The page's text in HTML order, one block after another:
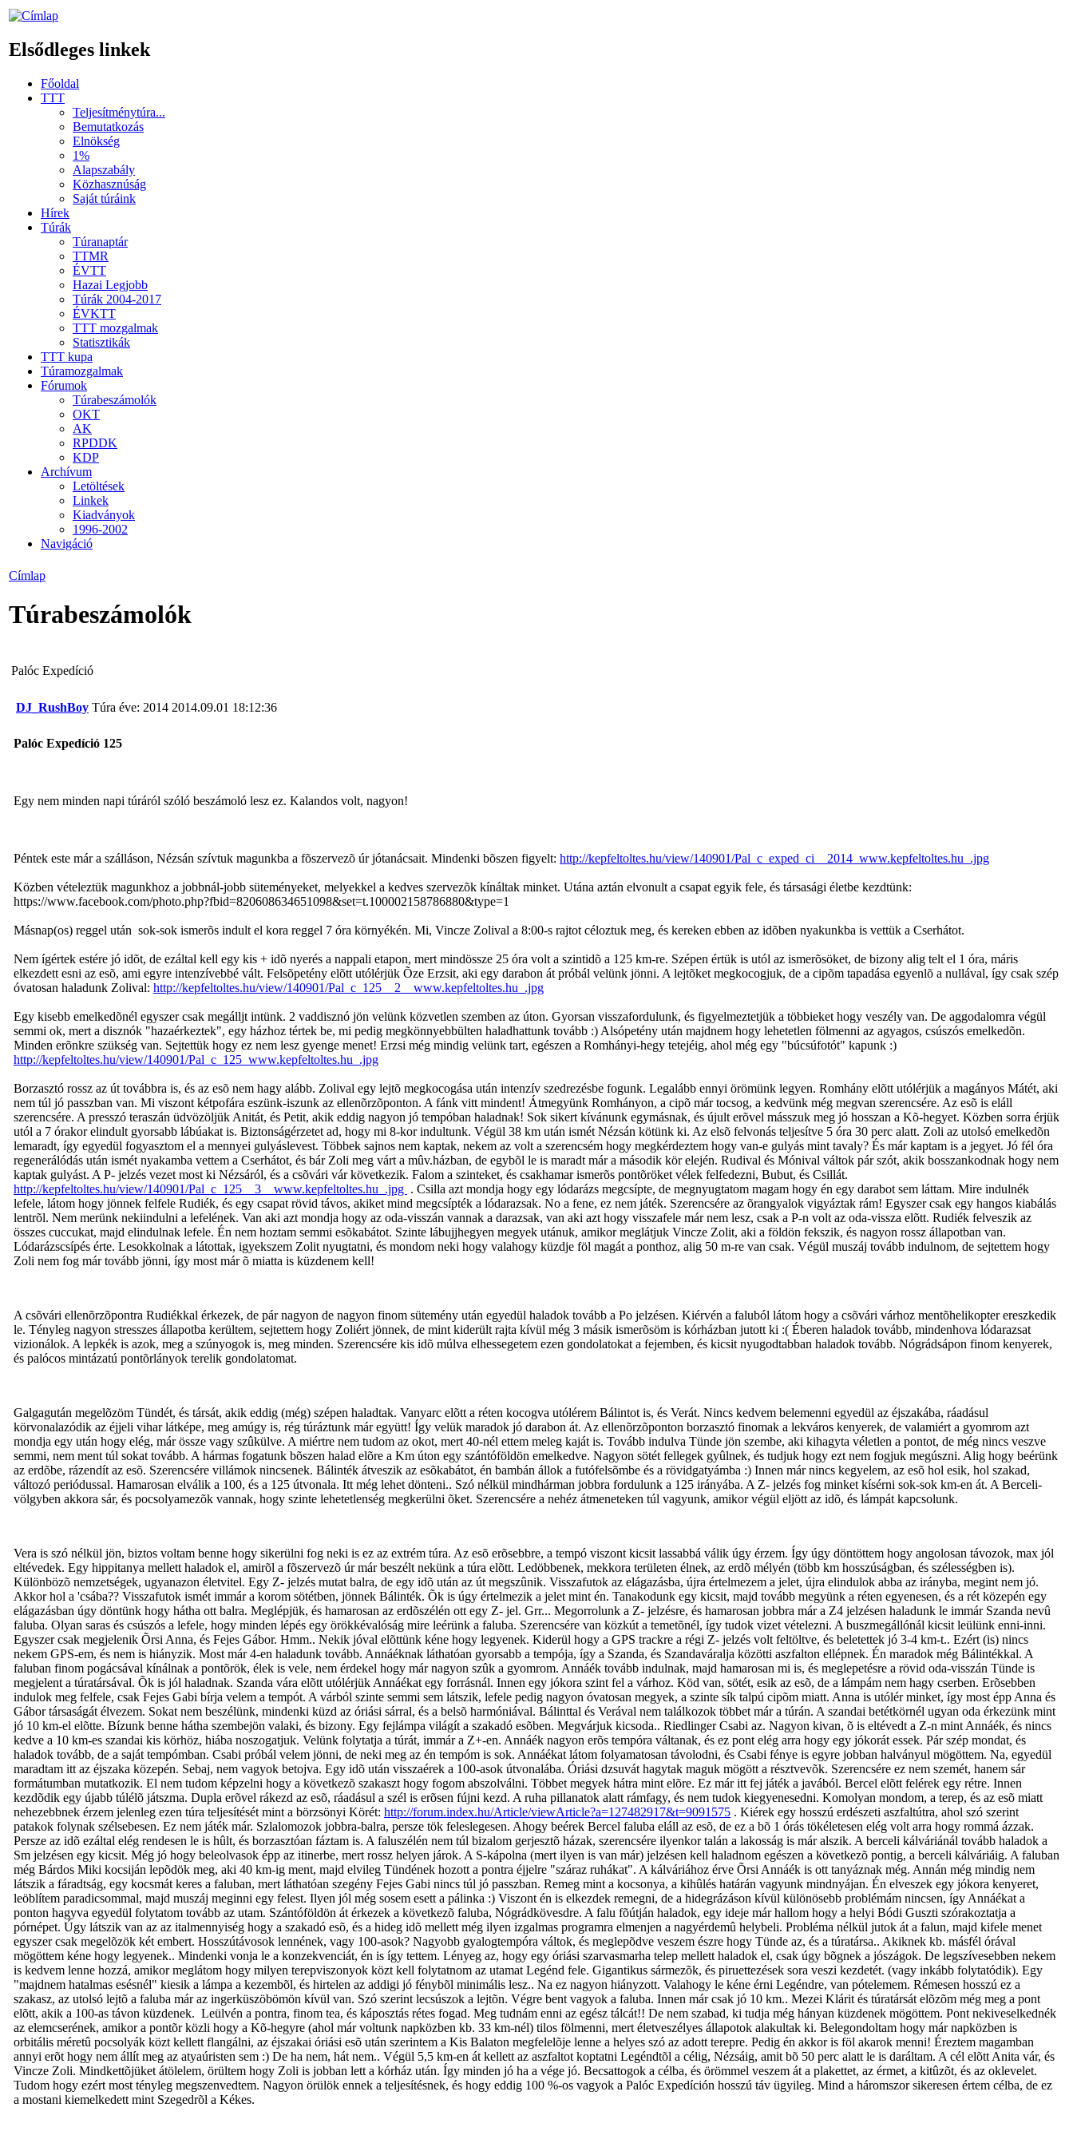
Elsődleges linkek
Főoldal
TTT
Teljesítménytúra...
Bemutatkozás
Elnökség
1%
Alapszabály
Közhasznúság
Saját túráink
Hírek
Túrák
Túranaptár
TTMR
ÉVTT
Hazai Legjobb
Túrák 2004-2017
ÉVKTT
TTT mozgalmak
Statisztikák
TTT kupa
Túramozgalmak
Fórumok
Túrabeszámolók
OKT
AK
RPDDK
KDP
Archívum
Letöltések
Linkek
Kiadványok
1996-2002
Navigáció
Címlap
Túrabeszámolók
Palóc Expedíció
DJ_RushBoy Túra éve: 2014 2014.09.01 18:12:36
Palóc Expedíció 125
Egy nem minden napi túráról szóló beszámoló lesz ez. Kalandos volt, nagyon!
Péntek este már a szálláson, Nézsán szívtuk magunkba a fõszervezõ úr jótanácsait. Mindenki bõszen figyelt: http://kepfeltoltes.hu/view/140901/Pal_c_exped_ci__2014_www.kepfeltoltes.hu_.jpg
Közben vételeztük magunkhoz a jobbnál-jobb süteményeket, melyekkel a kedves szervezõk kínáltak minket. Utána aztán elvonult a csapat egyik fele, és társasági életbe kezdtünk:
https://www.facebook.com/photo.php?fbid=820608634651098&set=t.100002158786880&type=1
Másnap(os) reggel után sok-sok ismerõs indult el kora reggel 7 óra környékén. Mi, Vincze Zolival a 8:00-s rajtot céloztuk meg, és kereken ebben az idõben nyakunkba is vettük a Cserhátot.
Nem ígértek estére jó idõt, de ezáltal kell egy kis + idõ nyerés a nappali etapon, mert mindössze 25 óra volt a szintidõ a 125 km-re. Szépen értük is utól az ismerõsöket, de bizony alig telt el 1 óra, máris
elkezdett esni az esõ, ami egyre intenzívebbé vált. Felsõpetény elõtt utólérjük Õze Erzsit, aki egy darabon át próbál velünk jönni. A lejtõket megkocogjuk, de a cipõm tapadása egyenlõ a nullával, így csak szép
óvatosan haladunk Zolival: http://kepfeltoltes.hu/view/140901/Pal_c_125__2__www.kepfeltoltes.hu_.jpg
Egy kisebb emelkedõnél egyszer csak megálljt intünk. 2 vaddisznó jön velünk közvetlen szemben az úton. Gyorsan visszafordulunk, és figyelmeztetjük a többieket hogy veszély van. De aggodalomra végül
semmi ok, mert a disznók "hazaérkeztek", egy házhoz tértek be, mi pedig megkönnyebbülten haladhattunk tovább :) Alsópetény után majdnem hogy lehetetlen fölmenni az agyagos, csúszós emelkedõn.
Minden erõnkre szükség van. Sejtettük hogy ez nem lesz gyenge menet! Erzsi még mindig velünk tart, egészen a Romhányi-hegy tetejéig, ahol még egy "búcsúfotót" kapunk :)
http://kepfeltoltes.hu/view/140901/Pal_c_125_www.kepfeltoltes.hu_.jpg
Borzasztó rossz az út továbbra is, és az esõ nem hagy alább. Zolival egy lejtõ megkocogása után intenzív szedrezésbe fogunk. Legalább ennyi örömünk legyen. Romhány elõtt utólérjük a magányos Mátét, aki
nem túl jó passzban van. Mi viszont kétpofára eszünk-iszunk az ellenõrzõponton. A fánk vitt mindent! Átmegyünk Romhányon, a cipõ már tocsog, a kedvünk még megvan szerencsére. Az esõ is eláll
szerencsére. A presszó teraszán üdvözöljük Anitát, és Petit, akik eddig nagyon jó tempóban haladnak! Sok sikert kívánunk egymásnak, és újult erõvel másszuk meg jó hosszan a Kõ-hegyet. Közben sorra érjük
utól a 7 órakor elindult gyorsabb lábúakat is. Biztonságérzetet ad, hogy mi 8-kor indultunk. Végül 38 km után ismét Nézsán kötünk ki. Az elsõ felvonás teljesítve 5 óra 30 perc alatt. Zoli az utolsó emelkedõn
lemaradt, így egyedül fogyasztom el a mennyei gulyáslevest. Többek sajnos nem kaptak, nekem az volt a szerencsém hogy megkérdeztem hogy van-e gulyás mint tavaly? És már kaptam is a jegyet. Jó fél óra
regenerálódás után ismét nyakamba vettem a Cserhátot, és bár Zoli meg várt a mûv.házban, de egybõl le is maradt már a második kör elején. Rudival és Mónival váltok pár szót, akik bosszankodnak hogy nem
kaptak gulyást. A P- jelzés vezet most ki Nézsáról, és a csõvári vár következik. Falom a szinteket, és csakhamar ismerõs pontõröket vélek felfedezni, Bubut, és Csillát.
http://kepfeltoltes.hu/view/140901/Pal_c_125__3__www.kepfeltoltes.hu_.jpg . Csilla azt mondja hogy egy lódarázs megcsípte, de megnyugtatom magam hogy én egy darabot sem láttam. Mire indulnék
lefele, látom hogy jönnek felfele Rudiék, és egy csapat rövid távos, akiket mind megcsípték a lódarazsak. No a fene, ez nem játék. Szerencsére az õrangyalok vigyáztak rám! Egyszer csak egy hangos kiabálás
lentrõl. Nem merünk nekiindulni a lefelének. Van aki azt mondja hogy az oda-visszán vannak a darazsak, van aki azt hogy visszafele már nem lesz, csak a P-n volt az oda-vissza elõtt. Rudiék felveszik az
összes cuccukat, majd elindulnak lefele. Én nem hoztam semmi esõkabátot. Szinte lábujjhegyen megyek utánuk, amikor meglátjuk Vincze Zolit, aki a földön fekszik, és nagyon rossz állapotban van.
Lódarázscsípés érte. Lesokkolnak a látottak, igyekszem Zolit nyugtatni, és mondom neki hogy valahogy küzdje föl magát a ponthoz, alig 50 m-re van csak. Végül muszáj tovább indulnom, de sejtettem hogy
Zoli nem fog már tovább jönni, így most már õ miatta is küzdenem kell!
A csõvári ellenõrzõpontra Rudiékkal érkezek, de pár nagyon de nagyon finom sütemény után egyedül haladok tovább a Po jelzésen. Kiérvén a faluból látom hogy a csõvári várhoz mentõhelikopter ereszkedik
le. Tényleg nagyon stresszes állapotba kerültem, sejtettem hogy Zoliért jönnek, de mint kiderült rajta kívül még 3 másik ismerõsöm is kórházban jutott ki :( Éberen haladok tovább, mindenhova lódarazsat
vizionálok. A lepkék is azok, meg a szúnyogok is, meg minden. Szerencsére kis idõ múlva elhessegetem ezen gondolatokat a fejemben, és kicsit nyugodtabban haladok tovább. Nógrádsápon finom kenyerek,
és palócos mintázatú pontõrlányok terelik gondolatomat.
Galgagután megelõzöm Tündét, és társát, akik eddig (még) szépen haladtak. Vanyarc elõtt a réten kocogva utólérem Bálintot is, és Verát. Nincs kedvem belemenni egyedül az éjszakába, ráadásul
körvonalazódik az éjjeli vihar látképe, meg amúgy is, rég túráztunk már együtt! Így velük maradok jó darabon át. Az ellenõrzõponton borzasztó finomak a lekváros kenyerek, de valamiért a gyomrom azt
mondja egy után hogy elég, már össze vagy szûkülve. A miértre nem tudom az okot, mert 40-nél ettem meleg kaját is. Tovább indulva Tünde jön szembe, aki kihagyta véletlen a pontot, de még nincs veszve
semmi, nem ment túl sokat tovább. A hármas fogatunk bõszen halad elõre a Km úton egy szántóföldön emelkedve. Nagyon sötét fellegek gyûlnek, és tudjuk hogy ezt nem fogjuk megúszni. Alig hogy beérünk
az erdõbe, rázendít az esõ. Szerencsére villámok nincsenek. Bálinték átveszik az esõkabátot, én bambán állok a futófelsõmbe és a rövidgatyámba :) Innen már nincs kegyelem, az esõ hol esik, hol szakad,
változó periódussal. Hamarosan elválik a 100, és a 125 útvonala. Itt még lehet dönteni.. Szó nélkül mindhárman jobbra fordulunk a 125 irányába. A Z- jelzés fog minket kísérni sok-sok km-en át. A Berceli-
völgyben akkora sár, és pocsolyamezõk vannak, hogy szinte lehetetlenség megkerülni õket. Szerencsére a nehéz átmeneteken túl vagyunk, amikor végül eljött az idõ, és lámpát kapcsolunk.
Vera is szó nélkül jön, biztos voltam benne hogy sikerülni fog neki is ez az extrém túra. Az esõ erõsebbre, a tempó viszont kicsit lassabbá válik úgy érzem. Így úgy döntöttem hogy angolosan távozok, max jól
eltévedek. Egy hippitanya mellett haladok el, amirõl a fõszervezõ úr már beszélt nekünk a túra elõtt. Ledöbbenek, mekkora területen élnek, az erdõ mélyén (több km hosszúságban, és szélességben is).
Különbözõ nemzetségek, ugyanazon életvitel. Egy Z- jelzés mutat balra, de egy idõ után az út megszûnik. Visszafutok az elágazásba, újra értelmezem a jelet, újra elindulok abba az irányba, megint nem jó.
Akkor hol a 'csába?? Visszafutok ismét immár a korom sötétben, jönnek Bálinték. Õk is úgy értelmezik a jelet mint én. Tanakodunk egy kicsit, majd tovább megyünk a réten egyenesen, és a rét közepén egy
elágazásban úgy döntünk hogy hátha ott balra. Meglépjük, és hamarosan az erdõszélén ott egy Z- jel. Grr... Megorrolunk a Z- jelzésre, és hamarosan jobbra már a Z4 jelzésen haladunk le immár Szanda nevû
faluba. Olyan saras és csúszós a lefele, hogy minden lépés egy örökkévalóság mire leérünk a faluba. Szerencsére van közkút a temetõnél, így tudok vizet vételezni. A buszmegállónál kicsit leülünk enni-inni.
Egyszer csak megjelenik Õrsi Anna, és Fejes Gábor. Hmm.. Nekik jóval elõttünk kéne hogy legyenek. Kiderül hogy a GPS trackre a régi Z- jelzés volt feltöltve, és beletettek jó 3-4 km-t.. Ezért (is) nincs
nekem GPS-em, és nem is hiányzik. Most már 4-en haladunk tovább. Annáéknak láthatóan gyorsabb a tempója, így a Szanda, és Szandaváralja közötti aszfalton ellépnek. Én maradok még Bálintékkal. A
faluban finom pogácsával kínálnak a pontõrök, élek is vele, nem érdekel hogy már nagyon szûk a gyomrom. Annáék tovább indulnak, majd hamarosan mi is, és meglepetésre a rövid oda-visszán Tünde is
megjelent a túratársával. Õk is jól haladnak. Szanda vára elõtt utólérjük Annáékat egy forrásnál. Innen egy jókora szint fel a várhoz. Köd van, sötét, esik az esõ, de a lámpám nem hagy cserben. Erõsebben
indulok meg felfele, csak Fejes Gabi bírja velem a tempót. A várból szinte semmi sem látszik, lefele pedig nagyon óvatosan megyek, a szinte sík talpú cipõm miatt. Anna is utólér minket, így most épp Anna és
Gábor társaságát élvezem. Sokat nem beszélünk, mindenki küzd az óriási sárral, és a belsõ harmóniával. Bálinttal és Verával nem találkozok többet már a túrán. A szandai betétkörnél ugyan oda érkezünk mint
jó 10 km-el elõtte. Bízunk benne hátha szembejön valaki, és bizony. Egy fejlámpa világít a szakadó esõben. Megvárjuk kicsoda.. Riedlinger Csabi az. Nagyon kivan, õ is eltévedt a Z-n mint Annáék, és nincs
kedve a 10 km-es szandai kis körhöz, hiába noszogatjuk. Velünk folytatja a túrát, immár a Z+-en. Annáék nagyon erõs tempóra váltanak, és ez pont elég arra hogy egy jókorát essek. Pár szép mondat, és
haladok tovább, de a saját tempómban. Csabi próbál velem jönni, de neki meg az én tempóm is sok. Annáékat látom folyamatosan távolodni, és Csabi fénye is egyre jobban halványul mögöttem. Na, egyedül
maradtam itt az éjszaka közepén. Sebaj, nem vagyok betojva. Egy idõ után visszaérek a 100-asok útvonalába. Óriási dzsuvát hagytak maguk mögött a résztvevõk. Szerencsére ez nem szemét, hanem sár
formátumban mutatkozik. El nem tudom képzelni hogy a következõ szakaszt hogy fogom abszolválni. Többet megyek hátra mint elõre. Ez már itt fej játék a javából. Bercel elõtt felérek egy rétre. Innen
kezdõdik egy újabb túlélõ játszma. Dupla erõvel rákezd az esõ, ráadásul a szél is erõsen fújni kezd. A ruha pillanatok alatt rámfagy, és nem tudok kiegyenesedni. Komolyan mondom, a terep, és az esõ miatt
nehezebbnek érzem jelenleg ezen túra teljesítését mint a börzsönyi Körét: http://forum.index.hu/Article/viewArticle?a=127482917&t=9091575 . Kiérek egy hosszú erdészeti aszfaltútra, ahol szó szerint
patakok folynak szélsebesen. Ez nem játék már. Szlalomozok jobbra-balra, persze tök feleslegesen. Ahogy beérek Bercel faluba eláll az esõ, de ez a bõ 1 órás tökéletesen elég volt arra hogy rommá ázzak.
Persze az idõ ezáltal elég rendesen le is hûlt, és borzasztóan fáztam is. A faluszélén nem túl bizalom gerjesztõ házak, szerencsére ilyenkor talán a lakosság is már alszik. A berceli kálváriánál tovább haladok a
Sm jelzésen egy kicsit. Még jó hogy beleolvasok épp az itinerbe, mert rossz helyen járok. A S-kápolna (mert ilyen is van már) jelzésen kell haladnom egészen a következõ pontig, a berceli kálváriáig. A faluban
még Bárdos Miki kocsiján lepõdök meg, aki 40 km-ig ment, majd elvileg Tündének hozott a pontra éjjelre "száraz ruhákat". A kálváriához érve Õrsi Annáék is ott tanyáznak még. Annán még mindig nem
látszik a fáradtság, egy kocsmát keres a faluban, mert láthatóan szegény Fejes Gabi nincs túl jó passzban. Remeg mint a kocsonya, a kihûlés határán vagyunk mindnyájan. Én elveszek egy jókora kenyeret,
leöblítem paradicsommal, majd muszáj meginni egy felest. Ilyen jól még sosem esett a pálinka :) Viszont én is elkezdek remegni, de a hidegrázáson kívül különösebb problémám nincsen, így Annáékat a
ponton hagyva egyedül folytatom tovább az utam. Szántóföldön át érkezek a következõ faluba, Nógrádkövesdre. A falu fõútján haladok, egy ideje már hallom hogy a helyi Bódi Guszti szórakoztatja a
pórnépet. Úgy látszik van az az italmennyiség hogy a szakadó esõ, és a hideg idõ mellett még ilyen izgalmas programra elmenjen a nagyérdemû helybeli. Probléma nélkül jutok át a falun, majd kifele menet
egyszer csak megelõzök két embert. Hosszútávosok lennének, vagy 100-asok? Nagyobb gyalogtempóra váltok, és meglepõdve veszem észre hogy Tünde az, és a túratársa.. Akiknek kb. másfél órával
mögöttem kéne hogy legyenek.. Mindenki vonja le a konzekvenciát, én is így tettem. Lényeg az, hogy egy óriási szarvasmarha telep mellett haladok el, csak úgy bõgnek a jószágok. De legszívesebben nekem
is kedvem lenne hozzá, amikor meglátom hogy milyen terepviszonyok közt kell folytatnom az utamat Legénd fele. Gigantikus sármezõk, és piruettezések sora veszi kezdetét. (vagy inkább folytatódik). Egy
"majdnem hatalmas esésnél" kiesik a lámpa a kezembõl, és hirtelen az addigi jó fénybõl minimális lesz.. Na ez nagyon hiányzott. Valahogy le kéne érni Legéndre, van pótelemem. Rémesen hosszú ez a
szakasz, az utolsó lejtõ a faluba már az ingerküszöbömön kívül van. Szó szerint lecsúszok a lejtõn. Végre bent vagyok a faluba. Innen már csak jó 10 km.. Mezei Klárit és túratársát elõzõm még meg a pont
elõtt, akik a 100-as távon küzdenek. Leülvén a pontra, finom tea, és káposztás rétes fogad. Meg tudnám enni az egész tálcát!! De nem szabad, ki tudja még hányan küzdenek mögöttem. Pont nekiveselkednék
az elemcserének, amikor a pontõr közli hogy a Kõ-hegyre (ahol már voltunk napközben kb. 33 km-nél) tilos fölmenni, mert életveszélyes állapotok alakultak ki. Belegondoltam hogy már napközben is
orbitális méretû pocsolyák közt kellett flangálni, az éjszakai óriási esõ után szerintem a Kis Balaton megfelelõje lenne a helyes szó az adott terepre. Pedig én akkor is föl akarok menni! Éreztem magamban
annyi erõt hogy nem állít meg az atyaúristen sem :) De ha nem, hát nem.. Végül 5,5 km-en át kellett az aszfaltot koptatni Legéndtõl a célig, Nézsáig, amit bõ 50 perc alatt le is daráltam. A cél elõtt Anita vár, és
Vincze Zoli. Mindkettõjüket átölelem, örültem hogy Zoli is jobban lett a kórház után. Így minden jó ha a vége jó. Becsattogok a célba, és örömmel veszem át a plakettet, az érmet, a kitûzõt, és az oklevelet.
Tudom hogy ezért most tényleg megszenvedtem. Nagyon örülök ennek a teljesítésnek, és hogy eddig 100 %-os vagyok a Palóc Expedíción hosszú táv ügyileg. Mind a háromszor sikeresen értem célba, de ez
a mostani kiemelkedett mint Szegedrõl a Kékes.